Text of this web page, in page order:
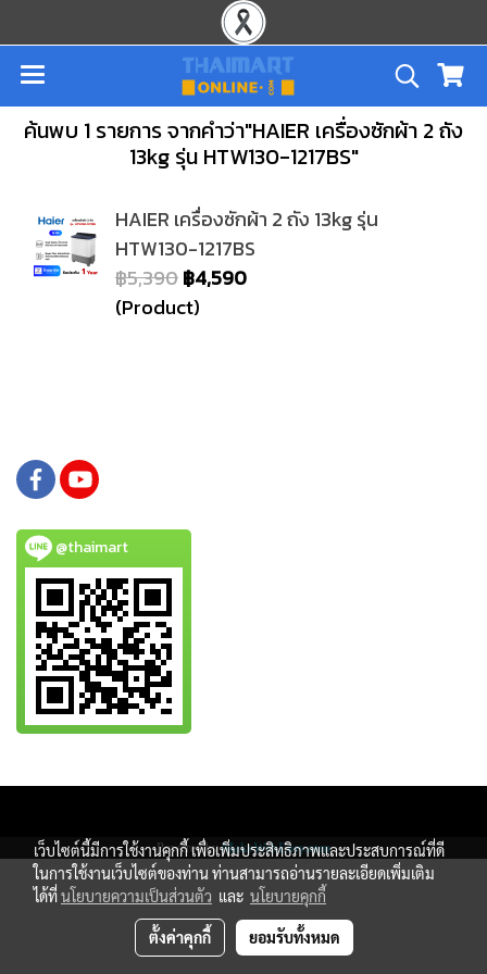
ค้นพบ 1 รายการ จากคำว่า"HAIER เครื่องซักผ้า 2 ถัง
13kg รุ่น HTW130-1217BS"
HAIER เครื่องซักผ้า 2 ถัง 13kg รุ่น
HTW130-1217BS
฿5,390฿4,590
(Product)
@thaimart
Powered byMakeWebEasy.com
เว็บไซต์นี้มีการใช้งานคุกกี้ เพื่อเพิ่มประสิทธิภาพและประสบการณ์ที่ดี
ในการใช้งานเว็บไซต์ของท่าน ท่านสามารถอ่านรายละเอียดเพิ่มเติม
ได้ที่นโยบายความเป็นส่วนตัว และ นโยบายคุกกี้
ตั้งค่าคุกกี้ ยอมรับทั้งหมด